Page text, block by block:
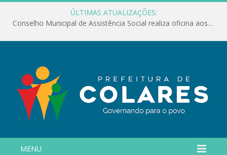
ÚLTIMAS ATUALIZAÇÕES:
Conselho Municipal de Assistência Social realiza oficina aos servidores
MENU